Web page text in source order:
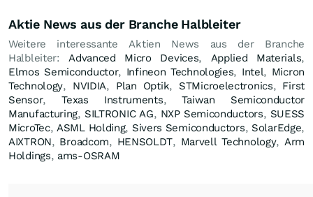
Aktie News aus der Branche Halbleiter
Weitere interessante Aktien News aus der Branche
Halbleiter:Advanced Micro Devices, Applied Materials,
Elmos Semiconductor, Infineon Technologies, Intel, Micron
Technology, NVIDIA, Plan Optik, STMicroelectronics, First
Sensor,Texas Instruments,Taiwan Semiconductor
Manufacturing, SILTRONIC AG, NXP Semiconductors, SUESS
MicroTec,ASML Holding, Sivers Semiconductors, SolarEdge,
AIXTRON, Broadcom, HENSOLDT, Marvell Technology, Arm
Holdings, ams-OSRAM